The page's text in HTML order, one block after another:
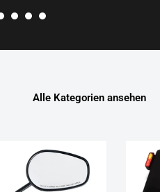
Alle Kategorien ansehen